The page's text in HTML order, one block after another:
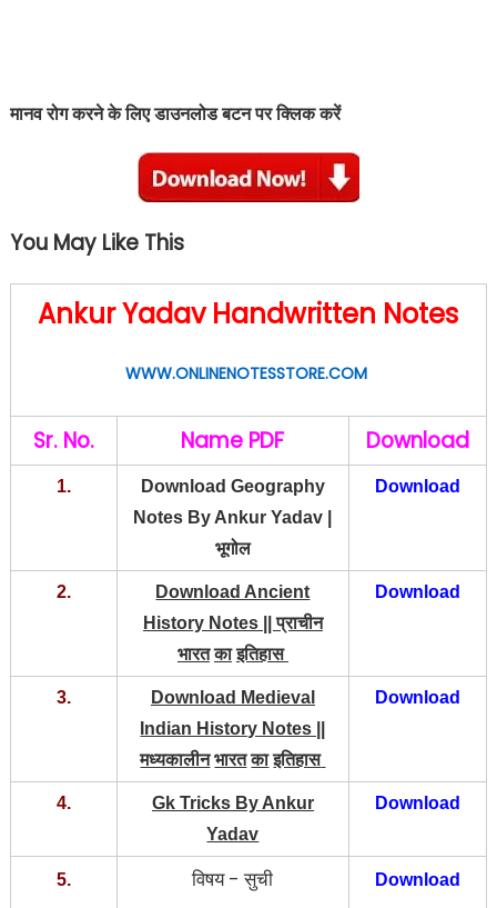
मानव रोगकरने के लिए डाउनलोड बटन पर क्लिक करें
You May Like This
Ankur Yadav Handwritten Notes
WWW.ONLINENOTESSTORE.COM
Sr. No. Name PDF Download
1.
Download Geography
Notes By Ankur Yadav |
भूगोल
Download
2.
Download Ancient
History Notes ||प्राचीन
भारत का इतिहास
Download
3.
Download Medieval
Indian History Notes ||
मध्यकालीन भारत का इतिहास
Download
4.
Gk Tricks By Ankur
Yadav
Download
5. विषय - सुची Download